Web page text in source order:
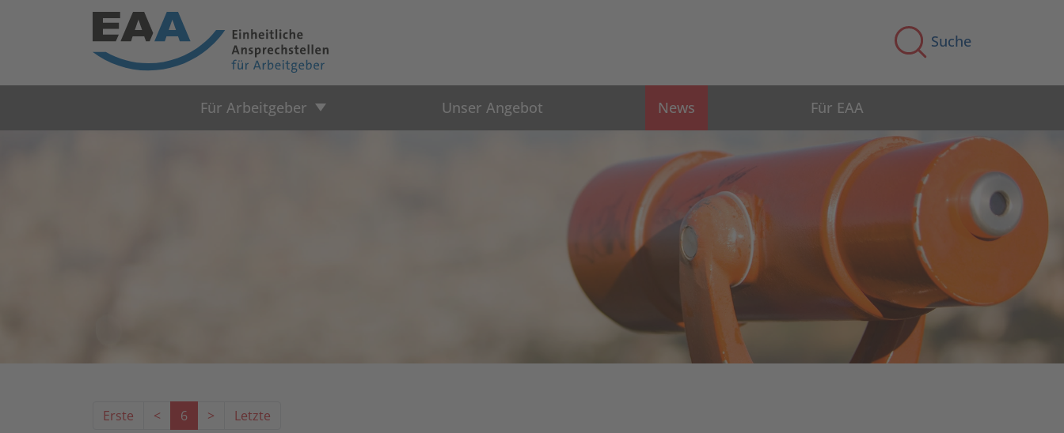
Suche
Für Arbeitgeber Unser Angebot News Für EAA
Erste < 6 > Letzte